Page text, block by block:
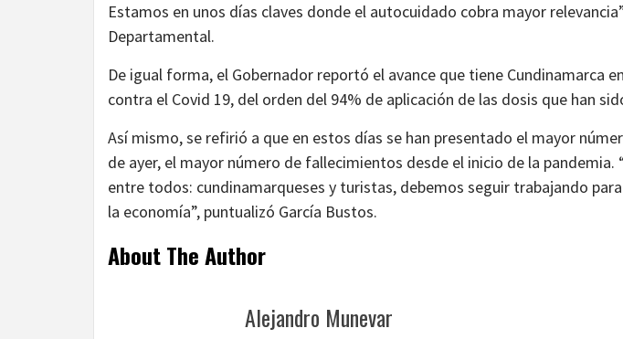
Estamos en unos días claves donde el autocuidado cobra mayor
Departamental.
De igual forma, el Gobernador reportó el avance que tiene Cundinamarca
contra el Covid 19, del orden del 94% de aplicación de las dosis que han
Así mismo, se refirió a que en estos días se han presentado el mayor
de ayer, el mayor número de fallecimientos desde el inicio de la pandemia.
entre todos: cundinamarqueses y turistas, debemos seguir trabajando
la economía”, puntualizó García Bustos.
About The Author
Alejandro Munevar